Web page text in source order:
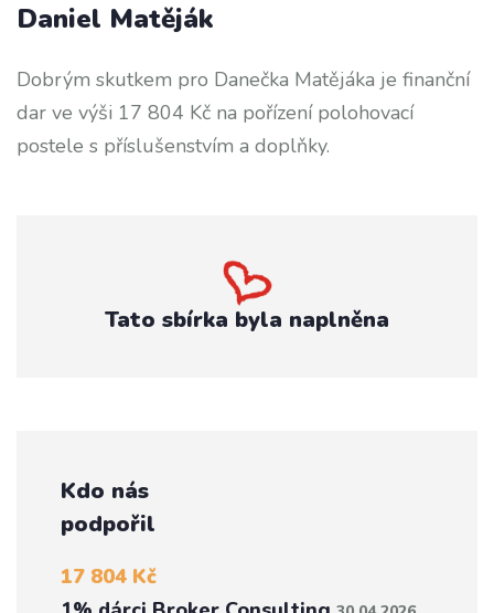
Daniel Matěják
Dobrým skutkem pro Danečka Matějáka je finanční
dar ve výši 17 804 Kč na pořízení polohovací
postele s příslušenstvím a doplňky.
Tato sbírka byla naplněna
Kdo nás
podpořil
17 804 Kč